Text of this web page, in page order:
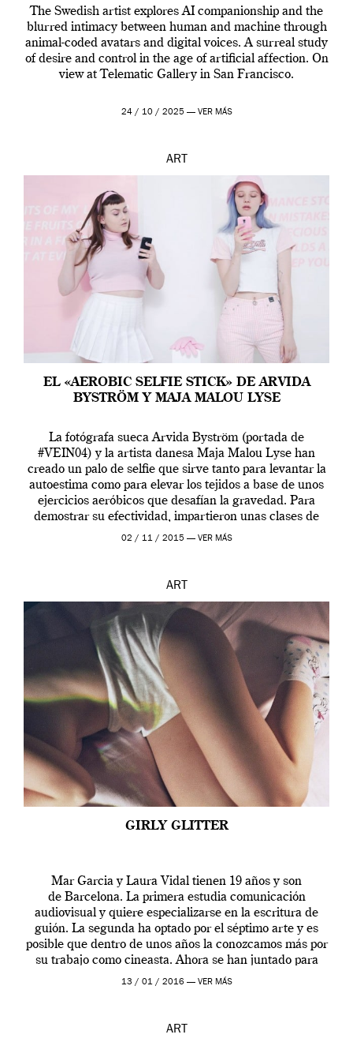
The Swedish artist explores AI companionship and the
blurred intimacy between human and machine through
animal-coded avatars and digital voices. A surreal study
of desire and control in the age of artificial affection. On
view at Telematic Gallery in San Francisco.
24 / 10 / 2025 — VER MÁS
ART
EL «AEROBIC SELFIE STICK» DE ARVIDA
BYSTRÖM Y MAJA MALOU LYSE
La fotógrafa sueca Arvida Byström (portada de
#VEIN04) y la artista danesa Maja Malou Lyse han
creado un palo de selfie que sirve tanto para levantar la
autoestima como para elevar los tejidos a base de unos
ejercicios aeróbicos que desafían la gravedad. Para
demostrar su efectividad, impartieron unas clases de
prueba en el Tate […]
02 / 11 / 2015 — VER MÁS
ART
GIRLY GLITTER
Mar Garcia y Laura Vidal tienen 19 años y son
de Barcelona. La primera estudia comunicación
audiovisual y quiere especializarse en la escritura de
guión. La segunda ha optado por el séptimo arte y es
posible que dentro de unos años la conozcamos más por
su trabajo como cineasta. Ahora se han juntado para
contarnos una […]
13 / 01 / 2016 — VER MÁS
ART